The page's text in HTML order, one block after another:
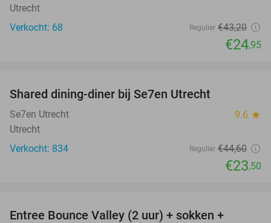
Utrecht
Verkocht: 68
Regulier €43,20
€24,95
Shared dining-diner bij Se7en Utrecht
Se7en Utrecht 9.6 star
Utrecht
Verkocht: 834
Regulier €44,60
€23,50
Entree Bounce Valley (2 uur) + sokken +